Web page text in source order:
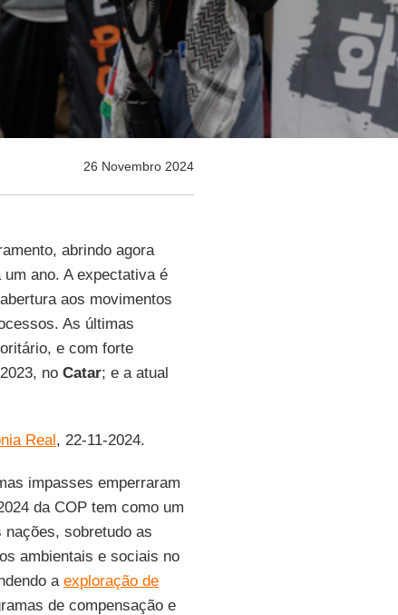
26 Novembro 2024
abrindo agora
ano. A expectativa é
aos movimentos
As últimas
e com forte
no Catar; e a atual
Real, 22-11-2024.
impasses emperraram
da COP tem como um
nações, sobretudo as
ambientais e sociais no
a exploração de
de compensação e